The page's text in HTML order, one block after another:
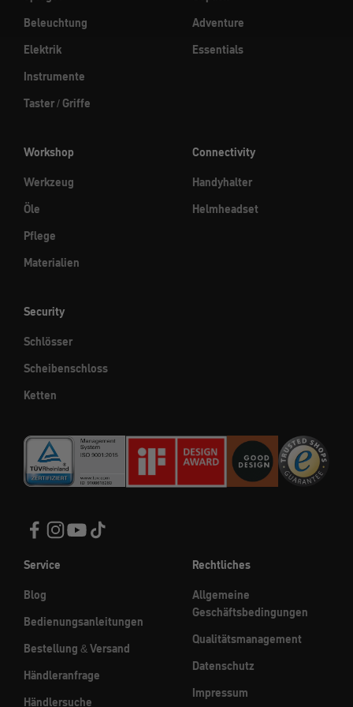
Beleuchtung
Elektrik
Instrumente
Taster / Griffe
Adventure
Essentials
Workshop
Werkzeug
Öle
Pflege
Materialien
Connectivity
Handyhalter
Helmheadset
Security
Schlösser
Scheibenschloss
Ketten
Service
Blog
Bedienungsanleitungen
Bestellung & Versand
Händleranfrage
Händlersuche
Rechtliches
Allgemeine
Geschäftsbedingungen
Qualitätsmanagement
Datenschutz
Impressum